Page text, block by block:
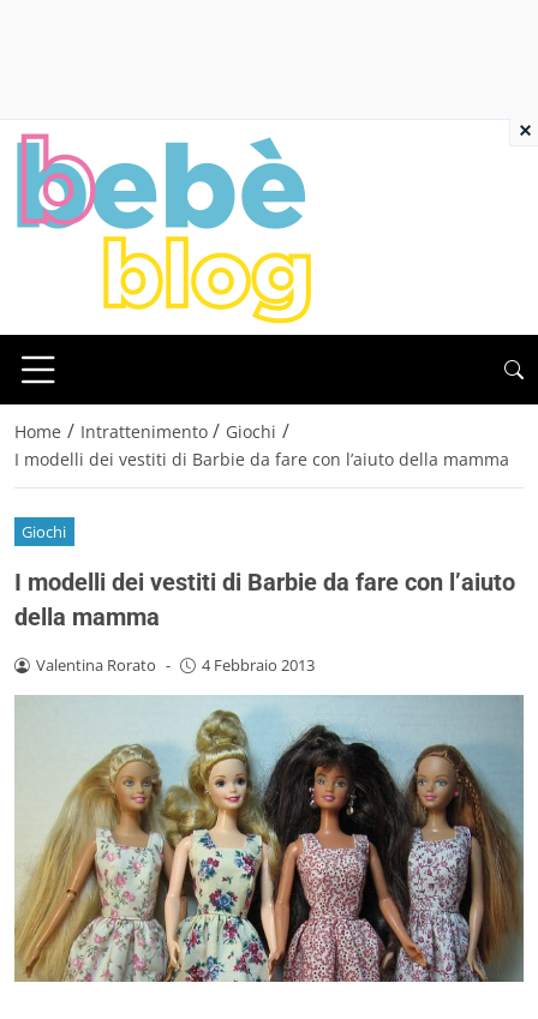
Home / Intrattenimento / Giochi /
I modelli dei vestiti di Barbie da fare con l’aiuto della mamma
Giochi
I modelli dei vestiti di Barbie da fare con l’aiuto
della mamma
Valentina Rorato - 4 Febbraio 2013
×